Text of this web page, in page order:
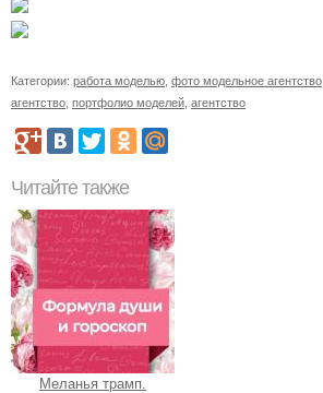
Категории: работа моделью фото модельное агентство
агентство портфолио моделей агентство
Читайте также
Меланья трамп.